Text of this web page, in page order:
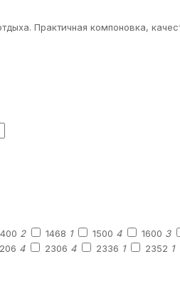
Практичная компоновка,
2 1468 1 1500 4 1600 3
4 2306 4 2336 1 2352 1